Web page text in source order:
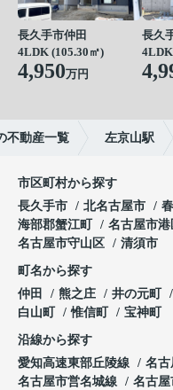
長久手市仲田
4LDK (105.30㎡)
4,950万円
長久
不動産一覧 左京山駅
市区町村から探す
長久手市
北名古屋市
海部郡蟹江町
名古屋市港
名古屋市守山区
清須市
町名から探す
仲田
熊之庄 井の元町
白山町
惟信町 宝神町
沿線から探す
愛知高速東部丘陵線
名古
名古屋市営名城線
名古